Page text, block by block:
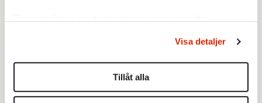
Du kan ändra eller dra tillbaka ditt samtycke när som
helst från cookie-förklaringen.
Vi använder enhetsidentifierare för att anpassa innehållet
Visa detaljer
Tillåt alla